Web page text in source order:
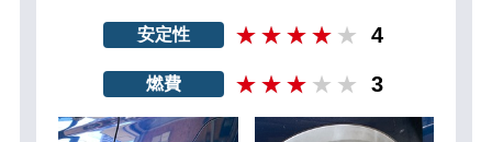
安定性 4
燃費 3